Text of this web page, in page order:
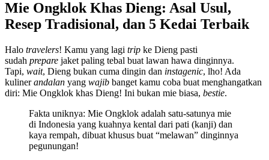
Mie Ongklok Khas Dieng: Asal Usul,
Resep Tradisional, dan 5 Kedai Terbaik
Halo travelers! Kamu yang lagi trip ke Dieng pasti
sudah prepare jaket paling tebal buat lawan hawa dinginnya.
Tapi, wait, Dieng bukan cuma dingin dan instagenic, lho! Ada
kulinerandalan yang wajib banget kamu coba buat menghangatkan
diri: Mie Ongklok khas Dieng! Ini bukan mie biasa, bestie.
Fakta uniknya: Mie Ongklok adalah satu-satunya mie
di Indonesia yang kuahnya kental dari pati (kanji) dan
kaya rempah, dibuat khusus buat “melawan” dinginnya
pegunungan!